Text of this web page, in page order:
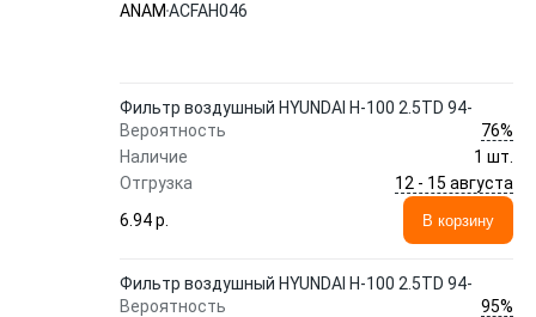
ANAM ACFAH046
Фильтр воздушный HYUNDAI H-100 2.5TD 94-
Вероятность
76%
Наличие
1 шт.
Отгрузка
12 - 15 августа
6.94 p.
В корзину
Фильтр воздушный HYUNDAI H-100 2.5TD 94-
Вероятность
95%